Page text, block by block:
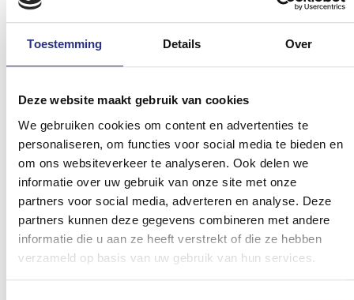
Toestemming Details Over
Deze website maakt gebruik van cookies
We gebruiken cookies om content en advertenties te
personaliseren, om functies voor social media te bieden en
om ons websiteverkeer te analyseren. Ook delen we
informatie over uw gebruik van onze site met onze
partners voor social media, adverteren en analyse. Deze
partners kunnen deze gegevens combineren met andere
informatie die u aan ze heeft verstrekt of die ze hebben
verzameld op basis van uw gebruik van hun services.
je sterk verziend of bijziend bent;
Symptomen van glaucoom
In veel gevallen leven mensen met glaucoom zonder dat ze
opsteken. Preventief onderzoek is dus zeker aangewezen
om de aandoening tijdig op te sporen en de schade te
beperken!
Mogelijke sympotomen van glaucoom in een gevorderd
stadium zijn:
Je stoot je vaker.